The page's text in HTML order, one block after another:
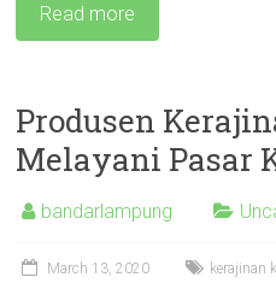
Read more
Produsen
Melayani Pasar
bandarlampung
March 13, 2020 kerajinan